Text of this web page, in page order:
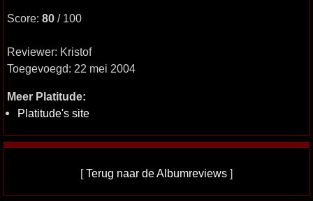
Score: 80 / 100
Reviewer: Kristof
Toegevoegd: 22 mei 2004
Meer Platitude:
Platitude's site
[Terug naar de Albumreviews ]